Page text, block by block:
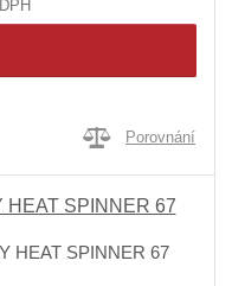
Porovnání
HEAT SPINNER 67